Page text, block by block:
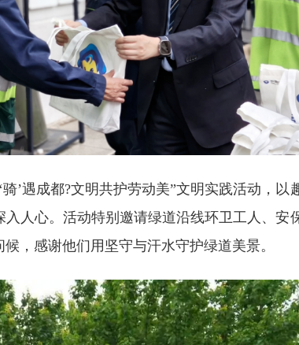
遇成都?文明共护劳动美”文明实践活动，以
人心。活动特别邀请绿道沿线环卫工人、安
，感谢他们用坚守与汗水守护绿道美景。